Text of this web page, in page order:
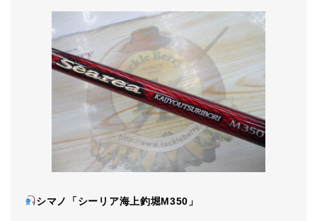
シマノ「シーリア海上釣堀M350」